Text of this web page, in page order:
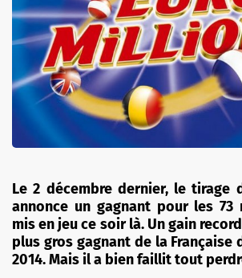
Le 2 décembre dernier, le tirage
annonce un gagnant pour les 73
mis en jeu ce soir là. Un gain
plus gros gagnant de la Française
2014. Mais il a bien faillit tout